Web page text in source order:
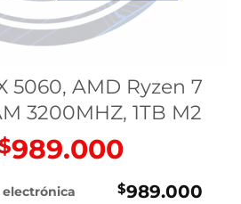
5060, AMD Ryzen 7
3200MHZ, 1TB M2
precio
989.000El
actual
electrónica $989.000